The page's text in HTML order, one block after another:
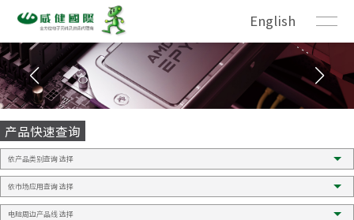
English
产品快速查询